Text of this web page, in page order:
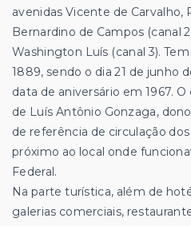
avenidas Vicente de Carvalho,
Bernardino de Campos (canal
Washington Luís (canal 3).
1889, sendo o dia 21 de junho
data de aniversário em 1967.
de Luís Antônio Gonzaga,
de referência de circulação
próximo ao local onde
Federal.
Na parte turística, além de
galerias comerciais,